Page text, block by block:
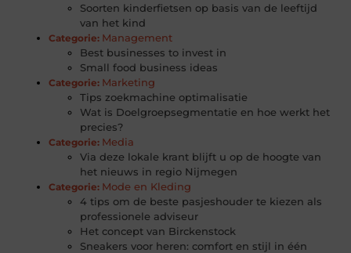
Soorten kinderfietsen op basis van de leeftijd
van het kind
Categorie: Management
Best businesses to invest in
Small food business ideas
Categorie: Marketing
Tips zoekmachine optimalisatie
Wat is Doelgroepsegmentatie en hoe werkt het
precies?
Categorie: Media
Via deze lokale krant blijft u op de hoogte van
het nieuws in regio Nijmegen
Categorie: Mode en Kleding
4 tips om de beste pasjeshouder te kiezen als
professionele adviseur
Het concept van Birckenstock
Sneakers voor heren: comfort en stijl in één